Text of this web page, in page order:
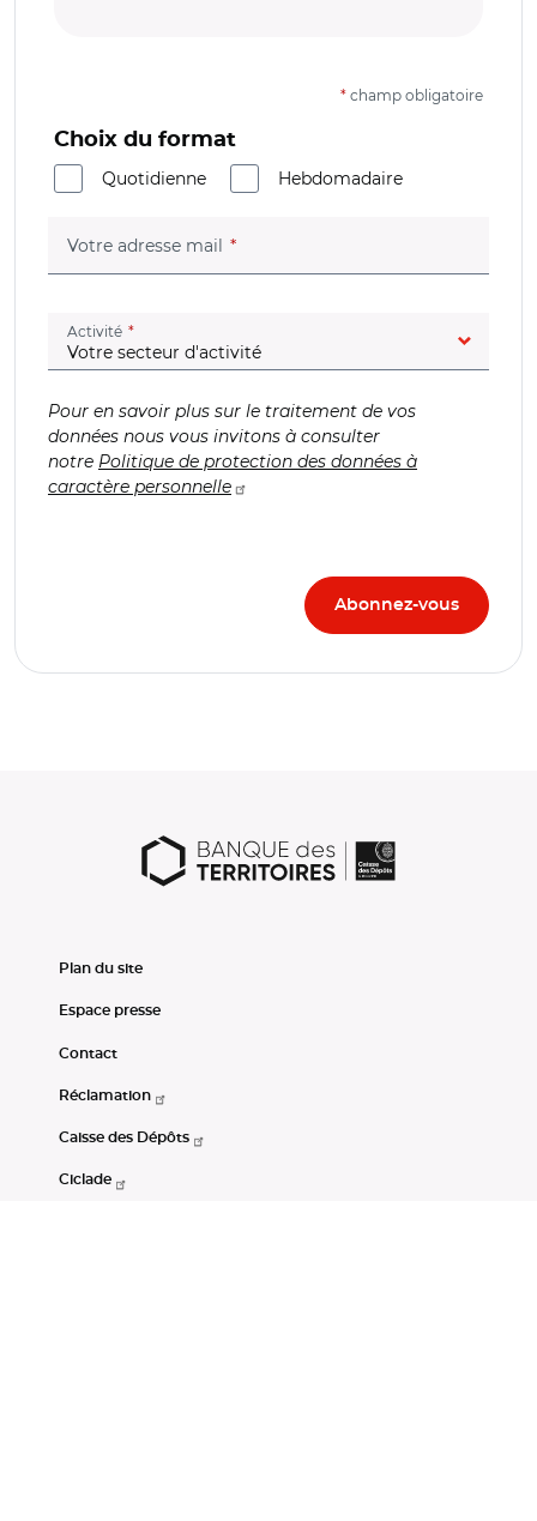
* champ obligatoire
Choix du format
Quotidienne
Hebdomadaire
Votre adresse mail (champ obligatoire)
Activité (champ obligatoire)
Pour en savoir plus sur le traitement de vos
données nous vous invitons à consulter
notre Politique de protection des données à
caractère personnelle
Plan du site
Espace presse
Contact
Réclamation
Caisse des Dépôts
Ciclade